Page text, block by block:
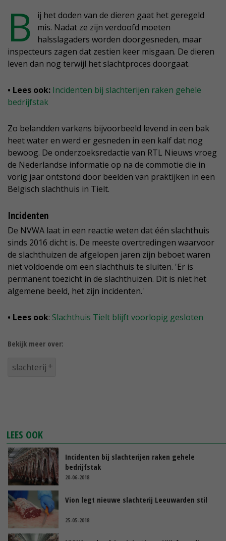
B
ij het doden van de dieren gaat het geregeld
mis. Nadat ze zijn verdoofd moeten
halsslagaders worden doorgesneden, maar
inspecteurs zagen dat zestien keer misgaan. De dieren
leven dan nog terwijl het slachtproces doorgaat.
• Lees ook: Incidenten bij slachterijen raken gehele
bedrijfstak
Zo belandden varkens bijvoorbeeld levend in een bak
heet water en werd er gesneden in een kalf dat nog
bewoog. De onderzoeksredactie van RTL Nieuws vroeg
de Nederlandse informatie op na de commotie die in
vorig jaar ontstond door beelden van praktijken in een
Belgisch slachthuis in Tielt.
Incidenten
De NVWA laat in een reactie weten dat één slachthuis
sinds 2016 dicht is. De meeste overtredingen waarvoor
de slachthuizen de afgelopen jaren zijn beboet waren
niet voldoende om een slachthuis te sluiten. 'Er is
permanent toezicht in de slachthuizen. Dit is niet het
algemene beeld, het zijn incidenten.'
• Lees ook: Slachthuis Tielt blijft voorlopig gesloten
Bekijk meer over:
slachterij
LEES OOK
Incidenten bij slachterijen raken gehele
bedrijfstak
20-06-2018
Vion legt nieuwe slachterij Leeuwarden stil
25-05-2018